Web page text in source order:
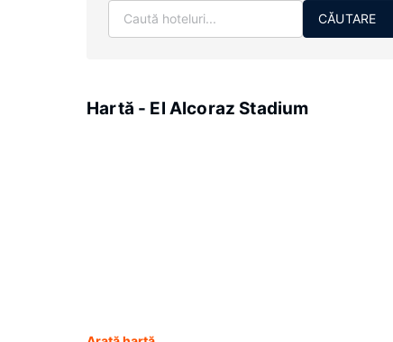
CĂUTARE
Hartă - El Alcoraz Stadium